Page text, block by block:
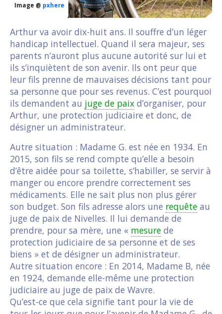
Image @ pxhere
Arthur va avoir dix-huit ans. Il souffre d’un léger
handicap intellectuel. Quand il sera majeur, ses
parents n’auront plus aucune autorité sur lui et
ils s’inquiètent de son avenir. Ils ont peur que
leur fils prenne de mauvaises décisions tant pour
sa personne que pour ses revenus. C’est pourquoi
ils demandent au juge de paix d’organiser, pour
Arthur, une protection judiciaire et donc, de
désigner un administrateur.
Autre situation : Madame G. est née en 1934. En
2015, son fils se rend compte qu’elle a besoin
d’être aidée pour sa toilette, s’habiller, se servir à
manger ou encore prendre correctement ses
médicaments. Elle ne sait plus non plus gérer
son budget. Son fils adresse alors une requête au
juge de paix de Nivelles. Il lui demande de
prendre, pour sa mère, une « mesure de
protection judiciaire de sa personne et de ses
biens » et de désigner un administrateur.
Autre situation encore : En 2014, Madame B, née
en 1924, demande elle-même une protection
judiciaire au juge de paix de Wavre.
Qu’est-ce que cela signifie tant pour la vie de